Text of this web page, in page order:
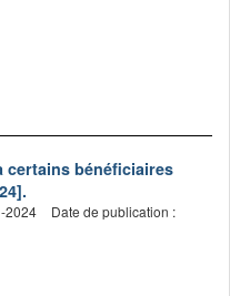
certains bénéficiaires
2024
Date de publication :